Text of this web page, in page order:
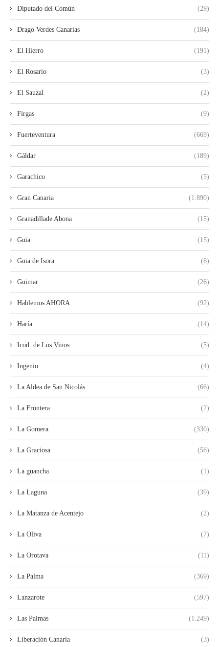
Diputado del Común (29)
Drago Verdes Canarias (184)
El Hierro (191)
El Rosario (3)
El Sauzal (2)
Firgas (9)
Fuerteventura (669)
Gáldar (189)
Garachico (5)
Gran Canaria (1.890)
Granadillade Abona (15)
Guia (15)
Guia de Isora (6)
Guimar (26)
Hablemos AHORA (92)
Haría (14)
Icod. de Los Vinos (5)
Ingenio (4)
La Aldea de San Nicolás (66)
La Frontera (2)
La Gomera (330)
La Graciosa (56)
La guancha (1)
La Laguna (39)
La Matanza de Acentejo (2)
La Oliva (7)
La Orotava (11)
La Palma (369)
Lanzarote (597)
Las Palmas (1.249)
Liberación Canaria (3)